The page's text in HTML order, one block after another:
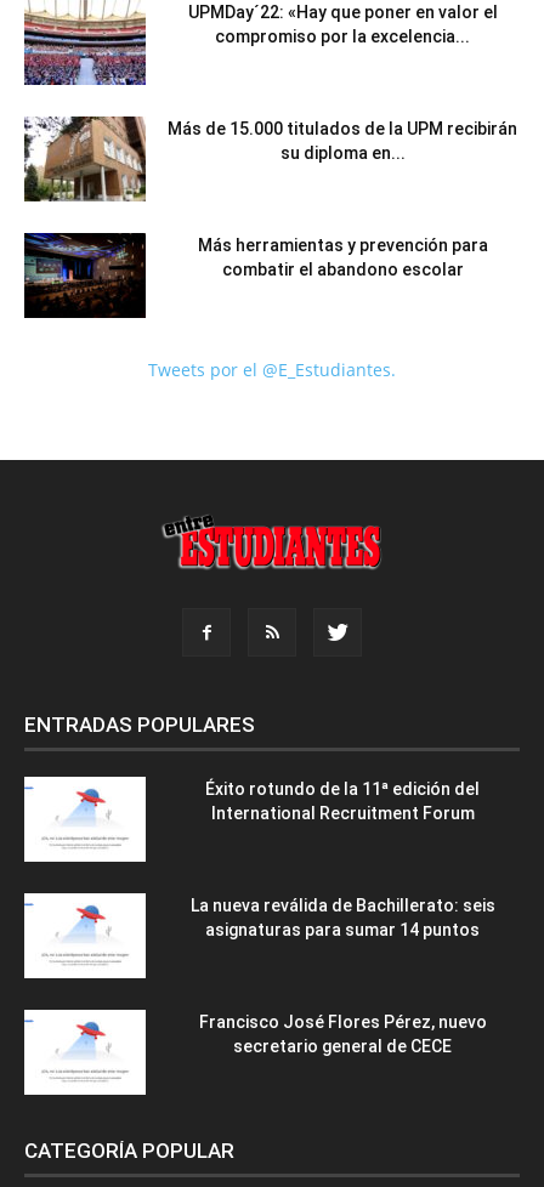
UPMDay´22: «Hay que poner en valor el
compromiso por la excelencia...
Más de 15.000 titulados de la UPM recibirán
su diploma en...
Más herramientas y prevención para
combatir el abandono escolar
Tweets por el @E_Estudiantes.
ENTRADAS POPULARES
Éxito rotundo de la 11ª edición del
International Recruitment Forum
La nueva reválida de Bachillerato: seis
asignaturas para sumar 14 puntos
Francisco José Flores Pérez, nuevo
secretario general de CECE
CATEGORÍA POPULAR